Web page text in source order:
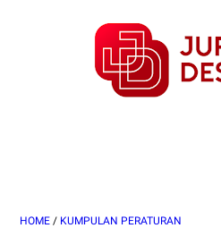
HOME / KUMPULAN PERATURAN